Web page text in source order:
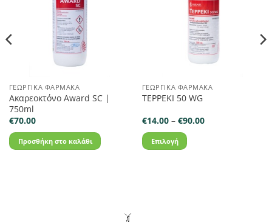
ΓΕΩΡΓΙΚΆ ΦΆΡΜΑΚΑ
Ακαρεοκτόνο Award SC |
750ml
€70.00
Προσθήκη στο καλάθι
ΓΕΩΡΓΙΚΆ ΦΆΡΜΑΚΑ
TEPPEKI 50 WG
€14.00 – €90.00Price
Επιλογή